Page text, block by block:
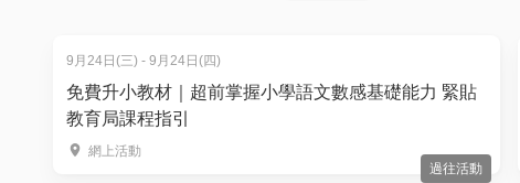
9月24日(三) - 9月24日(四)
免費升小教材｜超前掌握小學語文數感基礎能力 緊貼
教育局課程指引
網上活動
過往活動